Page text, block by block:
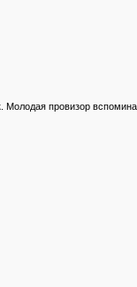
Молодая провизор